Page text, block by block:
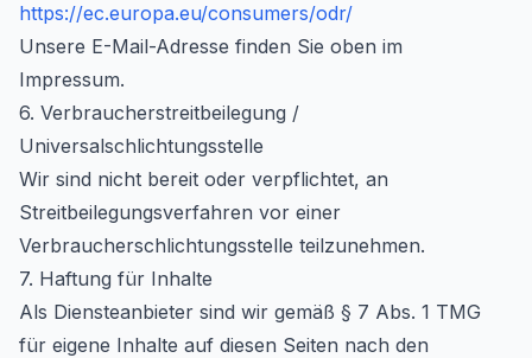
https://ec.europa.eu/consumers/odr/
Unsere E-Mail-Adresse finden Sie oben im
Impressum.
6. Verbraucherstreitbeilegung /
Universalschlichtungsstelle
Wir sind nicht bereit oder verpflichtet, an
Streitbeilegungsverfahren vor einer
Verbraucherschlichtungsstelle teilzunehmen.
7. Haftung für Inhalte
Als Diensteanbieter sind wir gemäß § 7 Abs. 1 TMG
für eigene Inhalte auf diesen Seiten nach den